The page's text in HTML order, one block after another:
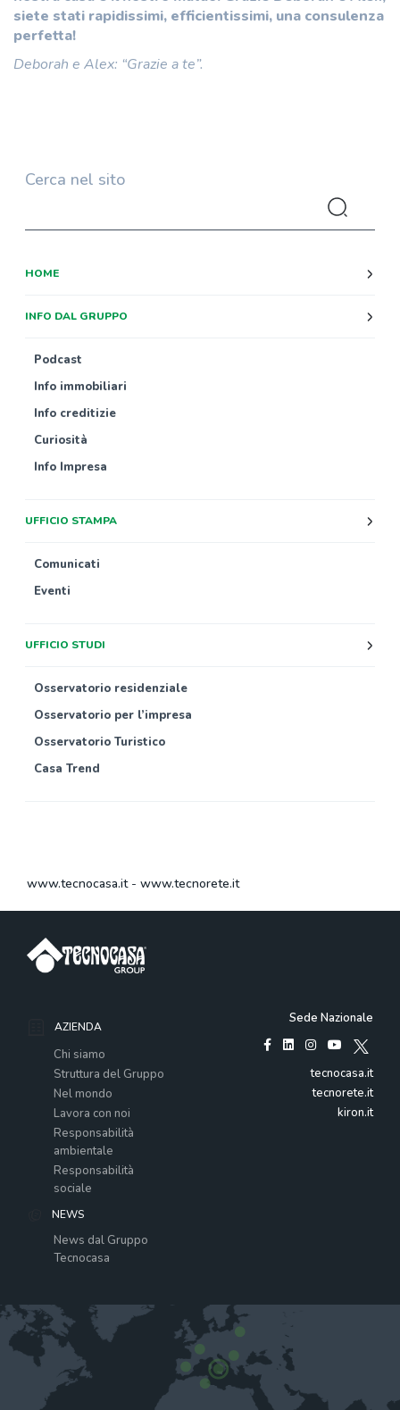
siete stati rapidissimi, efficientissimi, una consulenza
perfetta!
Deborah e Alex: “Grazie a te”.
Cerca nel sito
HOME
INFO DAL GRUPPO
Podcast
Info immobiliari
Info creditizie
Curiosità
Info Impresa
UFFICIO STAMPA
Comunicati
Eventi
UFFICIO STUDI
Osservatorio residenziale
Osservatorio per l’impresa
Osservatorio Turistico
Casa Trend
www.tecnocasa.it- www.tecnorete.it
AZIENDA
Chi siamo
Struttura del Gruppo
Nel mondo
Lavora con noi
Responsabilità
ambientale
Responsabilità
sociale
NEWS
News dal Gruppo
Tecnocasa
Sede Nazionale
tecnocasa.it
tecnorete.it
kiron.it